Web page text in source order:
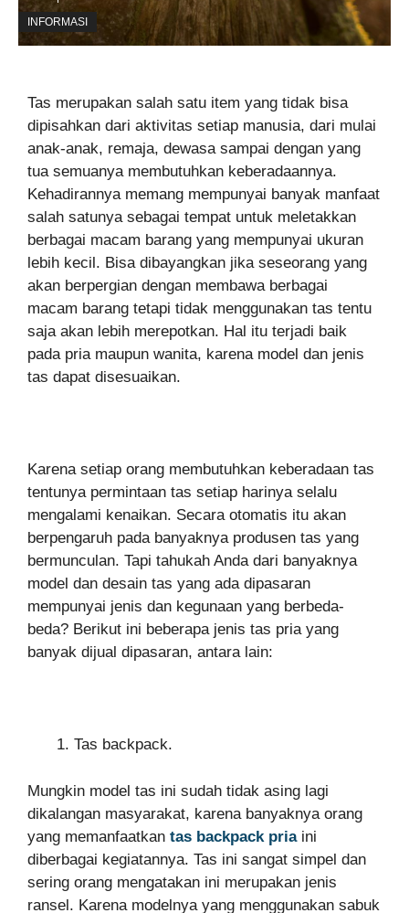
INFORMASI
Tas merupakan salah satu item yang tidak bisa
dipisahkan dari aktivitas setiap manusia, dari mulai
anak-anak, remaja, dewasa sampai dengan yang
tua semuanya membutuhkan keberadaannya.
Kehadirannya memang mempunyai banyak manfaat
salah satunya sebagai tempat untuk meletakkan
berbagai macam barang yang mempunyai ukuran
lebih kecil. Bisa dibayangkan jika seseorang yang
akan berpergian dengan membawa berbagai
macam barang tetapi tidak menggunakan tas tentu
saja akan lebih merepotkan. Hal itu terjadi baik
pada pria maupun wanita, karena model dan jenis
tas dapat disesuaikan.
Karena setiap orang membutuhkan keberadaan tas
tentunya permintaan tas setiap harinya selalu
mengalami kenaikan. Secara otomatis itu akan
berpengaruh pada banyaknya produsen tas yang
bermunculan. Tapi tahukah Anda dari banyaknya
model dan desain tas yang ada dipasaran
mempunyai jenis dan kegunaan yang berbeda-
beda? Berikut ini beberapa jenis tas pria yang
banyak dijual dipasaran, antara lain:
Tas backpack.
Mungkin model tas ini sudah tidak asing lagi
dikalangan masyarakat, karena banyaknya orang
yang memanfaatkan tas backpack priaini
diberbagai kegiatannya. Tas ini sangat simpel dan
sering orang mengatakan ini merupakan jenis
ransel. Karena modelnya yang menggunakan sabuk